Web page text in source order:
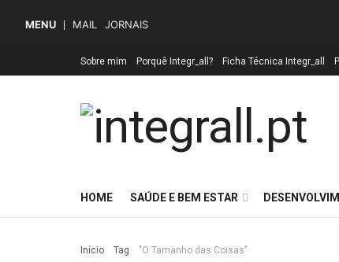
MENU MAIL JORNAIS
Sobre mim Porquê Integr_all? Ficha Técnica Integr_all
HOME SAÚDE E BEM ESTAR
Início Tag "O Tamanho das Coisas"